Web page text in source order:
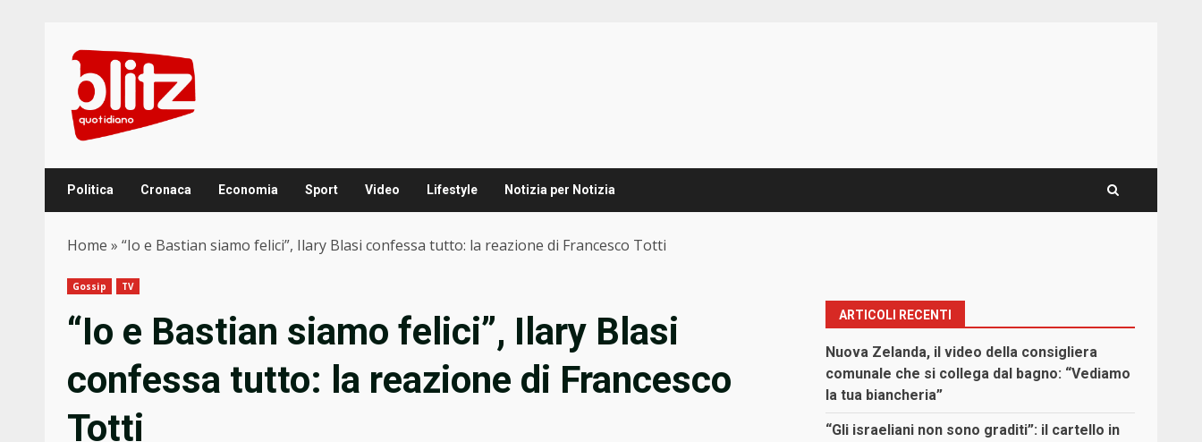
content
Politica Cronaca Economia Sport Video Lifestyle Notizia per Notizia
Home » “Io e Bastian siamo felici”, Ilary Blasi confessa tutto: la reazione di Francesco Totti
Gossip TV
“Io e Bastian siamo felici”, Ilary Blasi
confessa tutto: la reazione di Francesco
Totti
ARTICOLI RECENTI
Nuova Zelanda, il video della consigliera
comunale che si collega dal bagno: “Vediamo
la tua biancheria”
“Gli israeliani non sono graditi”: il cartello in